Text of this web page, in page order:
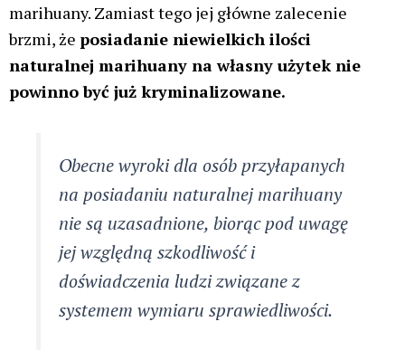
marihuany. Zamiast tego jej główne zalecenie
brzmi, że posiadanie niewielkich ilości
naturalnej marihuany na własny użytek nie
powinno być już kryminalizowane.
Obecne wyroki dla osób przyłapanych
na posiadaniu naturalnej marihuany
nie są uzasadnione, biorąc pod uwagę
jej względną szkodliwość i
doświadczenia ludzi związane z
systemem wymiaru sprawiedliwości.